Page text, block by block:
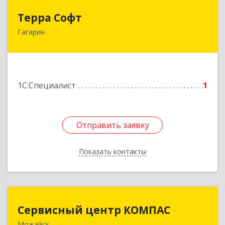
Терра Софт
Гагарин
1С:Специалист 1
Отправить заявку
Показать контакты
215010, Смоленская обл, Гагарин г, Ленина ул,
Отправить заявку
Назад
Сервисный центр КОМПАС
Сервисный центр КОМПАС